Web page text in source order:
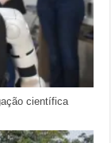
científica